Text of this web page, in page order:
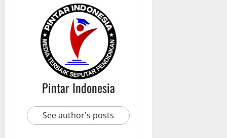
Pintar Indonesia
See author's posts